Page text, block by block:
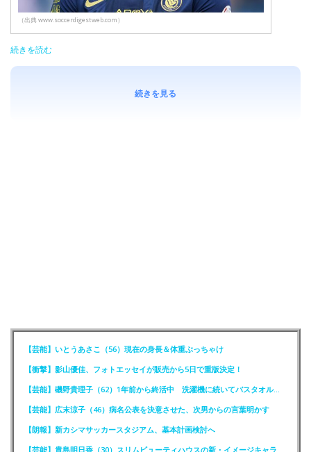
（出典 www.soccerdigestweb.com）
続きを読む
続きを見る
【芸能】いとうあさこ（56）現在の身長＆体重ぶっちゃけ
【衝撃】影山優佳、フォトエッセイが販売から5日で重版決定！
【芸能】磯野貴理子（62）1年前から終活中 洗濯機に続いてバスタオルも処分
【芸能】広末涼子（46）病名公表を決意させた、次男からの言葉明かす
【朗報】新カシマサッカースタジアム、基本計画検討へ
【芸能】貴島明日香（30）スリムビューティハウスの新・イメージキャラクター就任！